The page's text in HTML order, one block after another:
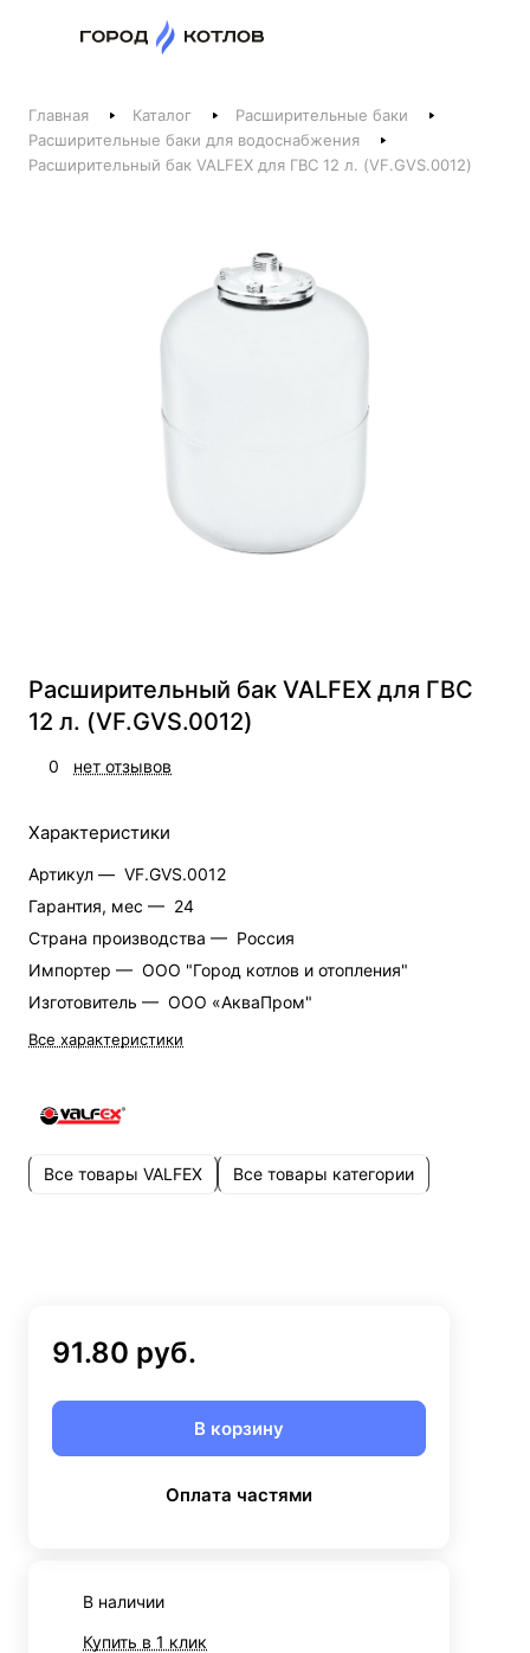
Телефоны
+375 44 511-06-41
+375 44 521-06-41
Главная Каталог
Расширительные баки
Расширительные баки для водоснабжения
Расширительный бак VALFEX для ГВС 12 л. (VF.GVS.0012)
Расширительный бак VALFEX для ГВС
12 л. (VF.GVS.0012)
0 нет отзывов
Характеристики
Артикул — VF.GVS.0012
Гарантия, мес — 24
Страна производства — Россия
Импортер — ООО "Город котлов и отопления"
Изготовитель — ООО «АкваПром"
Все характеристики
Все товары VALFEX Все товары категории
91.80 руб.
В корзину
Оплата частями
В наличии
Купить в 1 клик